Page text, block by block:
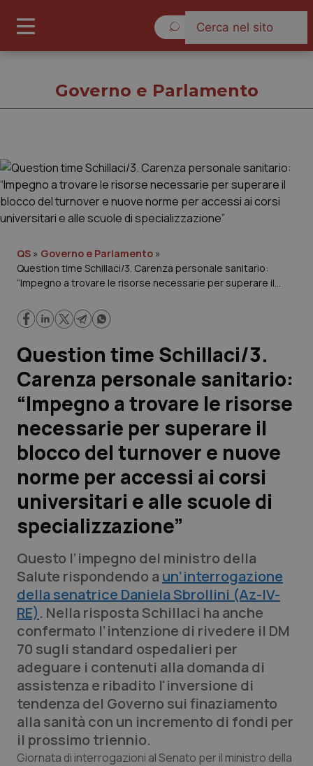
Cronache
Regioni e Asl
Lavoro e Professioni
Scienza e Farmaci
Studi e Analisi
Lettere al direttore
Edizioni Regionali
QS Pro
Professionisti Sanitari.AI
Abruzzo
Basilicata
Calabria
Campania
Emilia-Romagna
Friuli Venezia Giulia
QS Pro Gold
Artrite & artrosi
Asma & BPCO
Car-T
Colesterolo & coronaropatie
Dermatite Atopica
QS Club Newsletter
Governo e Parlamento
QS » Governo e Parlamento »
Question time Schillaci/3. Carenza personale sanitario:
“Impegno a trovare le risorse necessarie per superare il
universitari e alle scuole di specializzazione”
Question time Schillaci/3.
Carenza personale sanitario:
“Impegno a trovare le risorse
necessarie per superare il
blocco del turnover e nuove
norme per accessi ai corsi
universitari e alle scuole di
specializzazione”
Questo l’impegno del ministro della
Salute rispondendo a un’interrogazione
della senatrice Daniela Sbrollini (Az-IV-
RE). Nella risposta Schillaci ha anche
confermato l’intenzione di rivedere il DM
70 sugli standard ospedalieri per
adeguare i contenuti alla domanda di
assistenza e ribadito l'inversione di
tendenza del Governo sui finaziamento
alla sanità con un incremento di fondi per
il prossimo triennio.
Giornata di interrogazioni al Senato per il ministro della